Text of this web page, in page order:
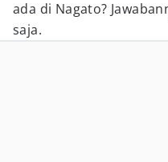
ada di Nagato?
saja.